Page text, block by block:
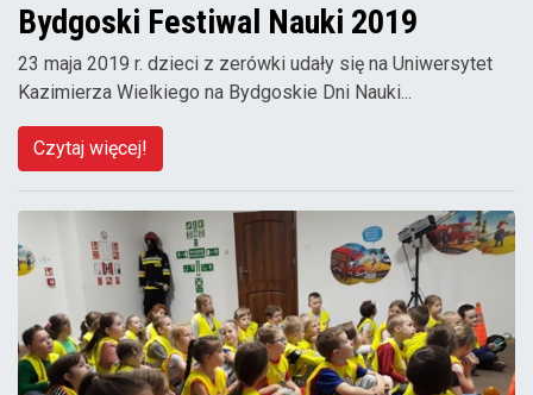
Bydgoski Festiwal Nauki 2019
23 maja 2019 r. dzieci z zerówki udały się na Uniwersytet
Kazimierza Wielkiego na Bydgoskie Dni Nauki...
Czytaj więcej!